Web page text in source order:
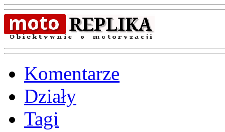
Komentarze
Działy
Tagi